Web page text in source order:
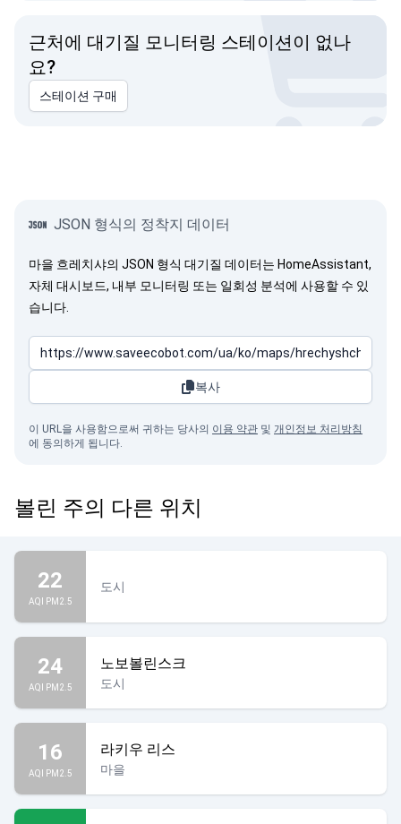
근처에 대기질 모니터링 스테이션이 없나
요?
스테이션 구매
JSON 형식의 정착지 데이터
마을 흐레치샤의 JSON 형식 대기질 데이터는 HomeAssistant,
자체 대시보드, 내부 모니터링 또는 일회성 분석에 사용할 수 있
습니다.
복사
이 URL을 사용함으로써 귀하는 당사의 이용 약관 및 개인정보 처리방침
에 동의하게 됩니다.
볼린 주의 다른 위치
22
AQI PM2.5
도시
24
AQI PM2.5
노보볼린스크
도시
16
AQI PM2.5
라키우 리스
마을